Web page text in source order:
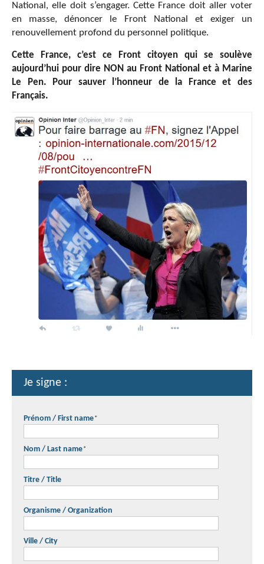
National, elle doit s’engager. Cette France doit aller voter
en masse, dénoncer le Front National et exiger un
renouvellement profond du personnel politique.
Cette France, c’est ce Front citoyen qui se soulève
aujourd’hui pour dire NON au Front National et à Marine
Le Pen. Pour sauver l’honneur de la France et des
Français.
Je signe :
Prénom / First name*
Nom / Last name*
Titre / Title
Organisme / Organization
Ville / City